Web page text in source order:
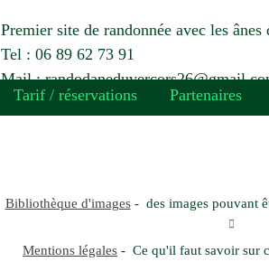
Premier site de randonnée avec les ânes
Tel : 06 89 62 73 91
Mail :
Tarif / réservations Partenaires
Bibliothèque d'images- des images pouvant
Mentions légales - Ce qu'il faut savoir sur